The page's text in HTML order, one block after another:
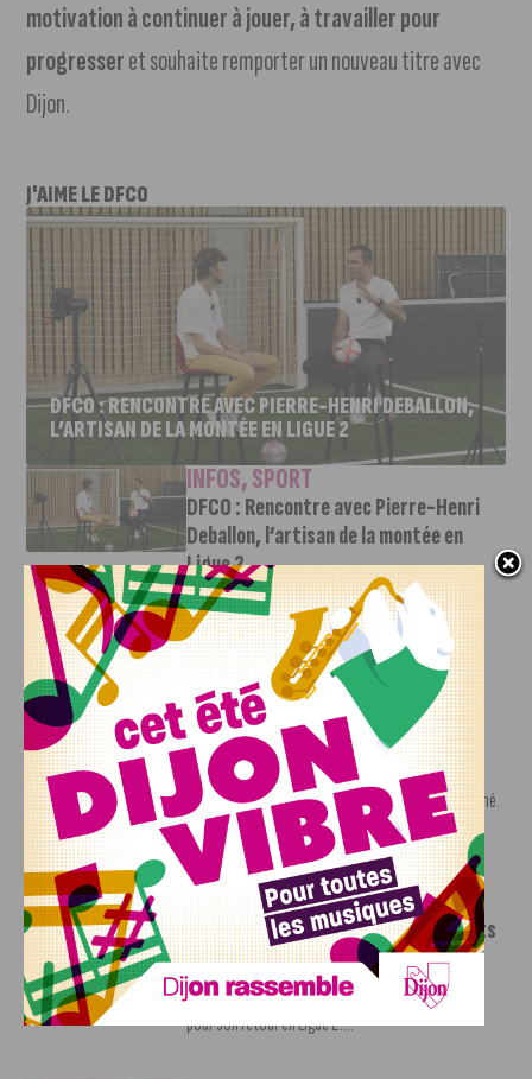
motivation à continuer à jouer, à travailler pour
progresseret souhaite remporter un nouveau titre avec
Dijon.
J'AIME LE DFCO
DFCO : RENCONTRE AVEC PIERRE-HENRI DEBALLON,
L’ARTISAN DE LA MONTÉE EN LIGUE 2
INFOS,SPORT
DFCO : Rencontre avec Pierre-Henri
Deballon, l’artisan de la montée en
Ligue 2
7 AOÛT, 2026
Le DFCO est de retour en Ligue 2 après trois ans
d’absence. La saison...
INFOS,SPORT
Nouvelle arrivée à la JDA Basket,
Shevon Thompson est dijonnais
7 AOÛT, 2026
Le mercato estival de la JDA n’est pas encore terminé.
Une nouvelle recrue vient...
INFOS ,SPORT
Le DFCO dévoile ses nouveaux maillots
pour la saison 2026-2027
6 AOÛT, 2026
Le club dijonnais a présenté ses nouveaux maillots
pour son retour en Ligue 2....